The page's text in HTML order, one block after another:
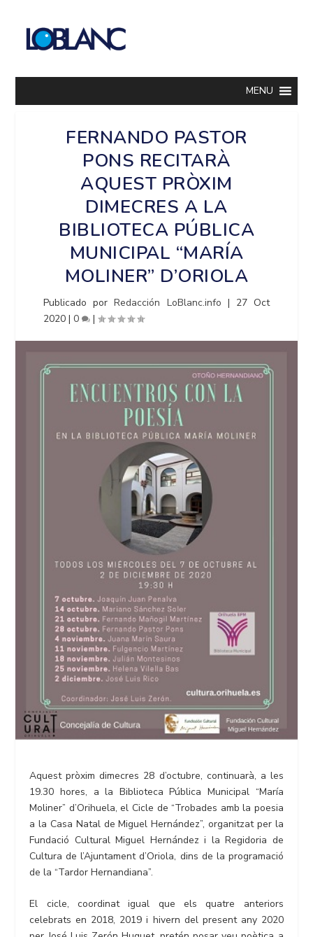
MENU
FERNANDO PASTOR
PONS RECITARÀ
AQUEST PRÒXIM
DIMECRES A LA
BIBLIOTECA PÚBLICA
MUNICIPAL “MARÍA
MOLINER” D’ORIOLA
Publicado porRedacción LoBlanc.info | 27 Oct
2020 |0 |
Aquest pròxim dimecres 28 d’octubre, continuarà, a les
19.30 hores, a la Biblioteca Pública Municipal “María
Moliner” d’Orihuela, el Cicle de “Trobades amb la poesia
a la Casa Natal de Miguel Hernández”, organitzat per la
Fundació Cultural Miguel Hernández i la Regidoria de
Cultura de l’Ajuntament d’Oriola, dins de la programació
de la “Tardor Hernandiana”.
El cicle, coordinat igual que els quatre anteriors
celebrats en 2018, 2019 i hivern del present any 2020